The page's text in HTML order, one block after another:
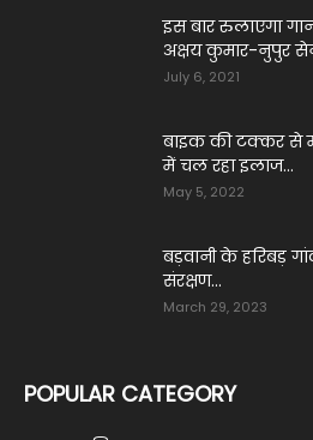
इस बार रुलाएगा
अक्षय कुमार-नुपुर
July 6, 2021
बाइक की टक्कर से
में चल रहा इलाज...
May 5, 2022
बड़वानी के हरिबड़
संरक्षण...
March 29, 2023
POPULAR CATEGORY